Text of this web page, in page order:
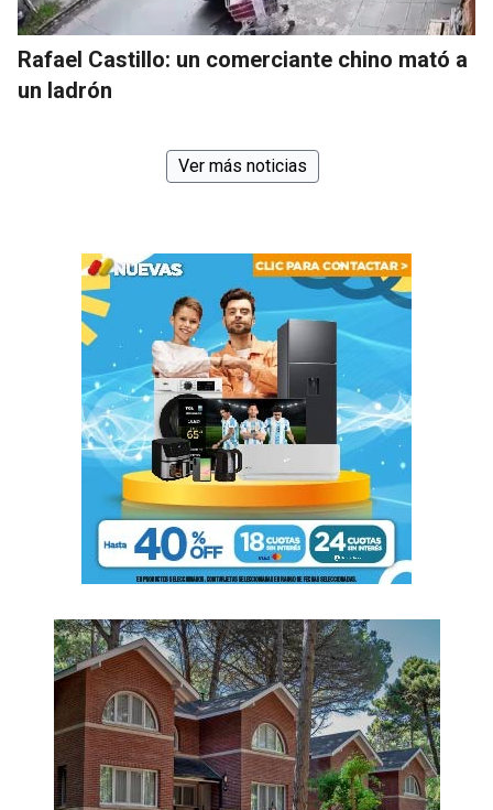
Rafael Castillo: un comerciante chino mató a
un ladrón
Ver más noticias